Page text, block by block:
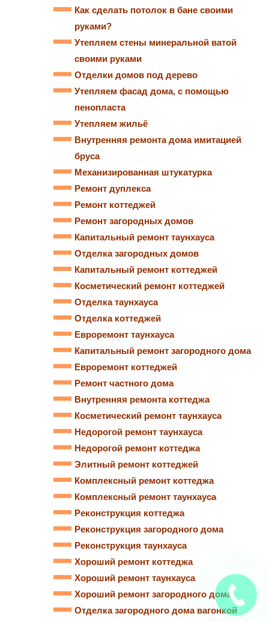
Как сделать потолок в бане своими
руками?
Утепляем стены минеральной ватой
своими руками
Отделки домов под дерево
Утепляем фасад дома, с помощью
пенопласта
Утепляем жильё
Внутренняя ремонта дома имитацией
бруса
Механизированная штукатурка
Ремонт дуплекса
Ремонт коттеджей
Ремонт загородных домов
Капитальный ремонт таунхауса
Отделка загородных домов
Капитальный ремонт коттеджей
Косметический ремонт коттеджей
Отделка таунхауса
Отделка коттеджей
Евроремонт таунхауса
Капитальный ремонт загородного дома
Евроремонт коттеджей
Ремонт частного дома
Внутренняя ремонта коттеджа
Косметический ремонт таунхауса
Недорогой ремонт таунхауса
Недорогой ремонт коттеджа
Элитный ремонт коттеджей
Комплексный ремонт коттеджа
Комплексный ремонт таунхауса
Реконструкция коттеджа
Реконструкция загородного дома
Реконструкция таунхауса
Хороший ремонт коттеджа
Хороший ремонт таунхауса
Хороший ремонт загородного дома
Отделка загородного дома вагонкой